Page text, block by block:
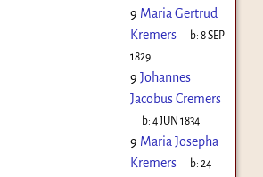
9 Maria Gertrud
Kremers
b:8 SEP
1829
9 Johannes
Jacobus Cremers
b:4 JUN 1834
9 Maria Josepha
Kremers
b:24